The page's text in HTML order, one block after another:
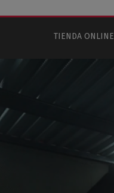
TIENDA ONLINE